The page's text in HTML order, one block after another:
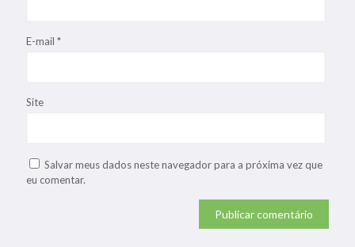
E-mail *
Site
Salvar meus dados neste navegador para a próxima vez que
eu comentar.